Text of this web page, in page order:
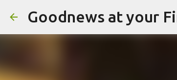
Goodnews at your